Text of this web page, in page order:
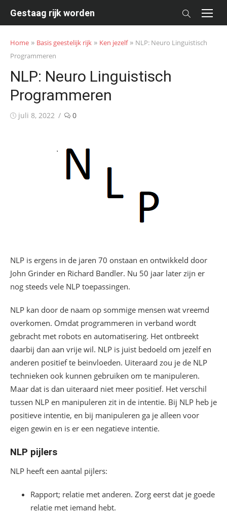
Gestaag rijk worden
Home » Basis geestelijk rijk » Ken jezelf» NLP: Neuro Linguistisch
Programmeren
NLP: Neuro Linguistisch
Programmeren
Posted
juli 8, 2022 0
NLP is ergens in de jaren 70 onstaan en ontwikkeld door
John Grinder en Richard Bandler. Nu 50 jaar later zijn er
nog steeds vele NLP toepassingen.
NLP kan door de naam op sommige mensen wat vreemd
overkomen. Omdat programmeren in verband wordt
gebracht met robots en automatisering. Het ontbreekt
daarbij dan aan vrije wil. NLP is juist bedoeld om jezelf en
anderen positief te beinvloeden. Uiteraard zou je de NLP
technieken ook kunnen gebruiken om te manipuleren.
Maar dat is dan uiteraard niet meer positief. Het verschil
tussen NLP en manipuleren zit in de intentie. Bij NLP heb je
positieve intentie, en bij manipuleren ga je alleen voor
eigen gewin en is er een negatieve intentie.
NLP pijlers
NLP heeft een aantal pijlers:
Rapport; relatie met anderen. Zorg eerst dat je goede
relatie met iemand hebt.